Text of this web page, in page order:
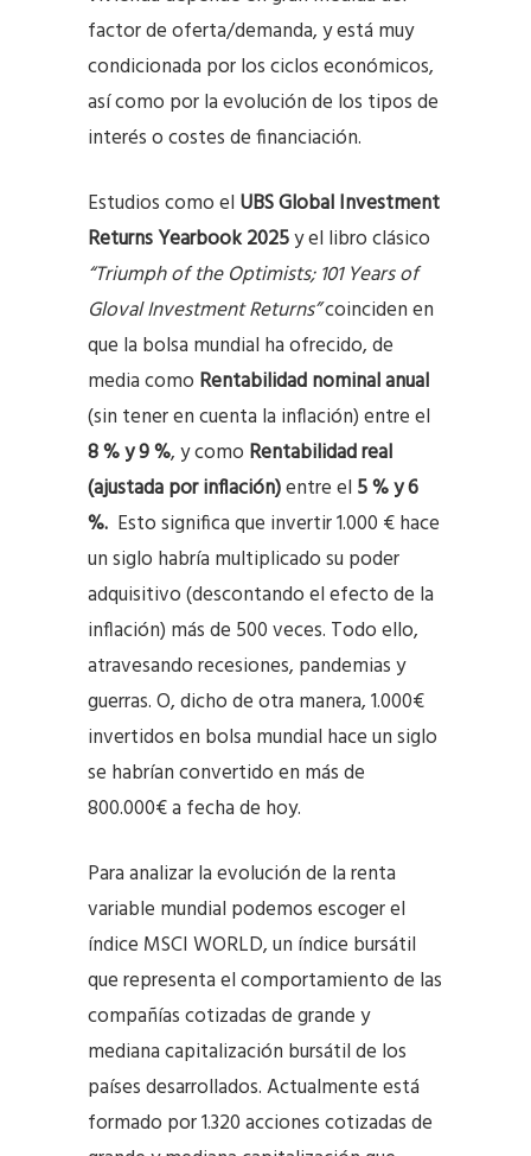
factor de oferta/demanda, y está muy
condicionada por los ciclos económicos,
así como por la evolución de los tipos de
interés o costes de financiación.
Estudios como el UBS Global Investment
Returns Yearbook 2025y el libro clásico
“Triumph of the Optimists; 101 Years of
Gloval Investment Returns”coinciden en
que la bolsa mundial ha ofrecido, de
media como Rentabilidad nominal anual
(sin tener en cuenta la inflación) entre el
8 % y 9 %, y como Rentabilidad real
(ajustada por inflación)entre el 5 % y 6
%. Esto significa que invertir 1.000 € hace
un siglo habría multiplicado su poder
adquisitivo (descontando el efecto de la
inflación) más de 500 veces. Todo ello,
atravesando recesiones, pandemias y
guerras. O, dicho de otra manera, 1.000€
invertidos en bolsa mundial hace un siglo
se habrían convertido en más de
800.000€ a fecha de hoy.
Para analizar la evolución de la renta
variable mundial podemos escoger el
índice MSCI WORLD, un índice bursátil
que representa el comportamiento de las
compañías cotizadas de grande y
mediana capitalización bursátil de los
países desarrollados. Actualmente está
formado por 1.320 acciones cotizadas de